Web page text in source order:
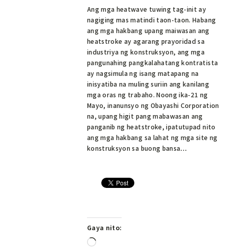
Ang mga heatwave tuwing tag-init ay
nagiging mas matindi taon-taon. Habang
ang mga hakbang upang maiwasan ang
heatstroke ay agarang prayoridad sa
industriya ng konstruksyon, ang mga
pangunahing pangkalahatang kontratista
ay nagsimula ng isang matapang na
inisyatiba na muling suriin ang kanilang
mga oras ng trabaho. Noong ika-21 ng
Mayo, inanunsyo ng Obayashi Corporation
na, upang higit pang mabawasan ang
panganib ng heatstroke, ipatutupad nito
ang mga hakbang sa lahat ng mga site ng
konstruksyon sa buong bansa…
Gaya nito:
Naglo-